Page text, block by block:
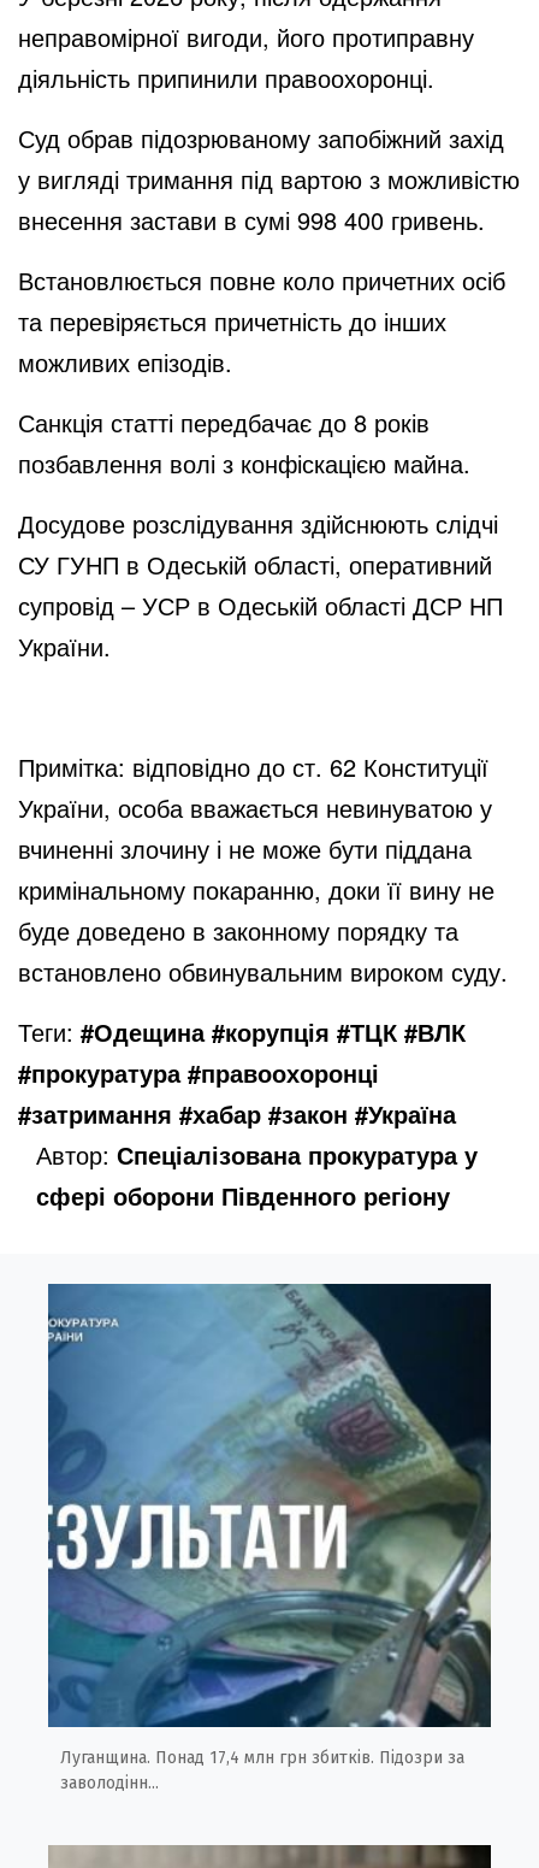
неправомірної вигоди, його протиправну
діяльність припинили правоохоронці.
Суд обрав підозрюваному запобіжний захід
у вигляді тримання під вартою з можливістю
внесення застави в сумі 998 400 гривень.
Встановлюється повне коло причетних осіб
та перевіряється причетність до інших
можливих епізодів.
Санкція статті передбачає до 8 років
позбавлення волі з конфіскацією майна.
Досудове розслідування здійснюють слідчі
СУ ГУНП в Одеській області, оперативний
супровід – УСР в Одеській області ДСР НП
України.
Примітка: відповідно до ст. 62 Конституції
України, особа вважається невинуватою у
вчиненні злочину і не може бути піддана
кримінальному покаранню, доки її вину не
буде доведено в законному порядку та
встановлено обвинувальним вироком суду.
Теги: #Одещина #корупція #ТЦК #ВЛК
#прокуратура #правоохоронці
#затримання #хабар #закон #Україна
Автор: Спеціалізована прокуратура у
сфері оборони Південного регіону
Луганщина. Понад 17,4 млн грн збитків. Підозри за
заволодінн...